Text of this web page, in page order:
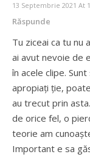
13 Septembrie 2021 At
Răspunde
Tu ziceai ca tu nu
ai avut nevoie de
în acele clipe.
apropiați ție,
au trecut prin
de orice fel, o
teorie am
Important e sa